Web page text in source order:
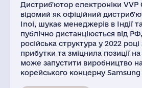
Дистриб'ютор електроніки VVP
відомий як офіційний
Inoi, шукає менеджерів в Індії
публічно дистанціюється від РФ,
російська структура у 2022
прибутки та зміцнила позиції
може запустити виробництво на
корейського концерну Samsung